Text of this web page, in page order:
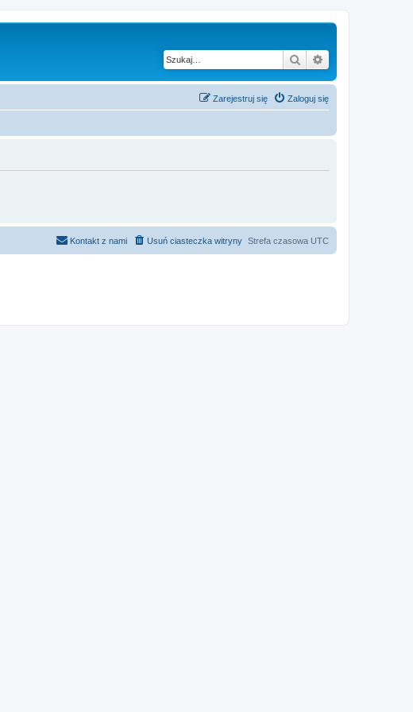
Szukaj
Zaloguj się
Zarejestruj się
Strefa czasowa UTC
Usuń ciasteczka witryny
Kontakt z nami